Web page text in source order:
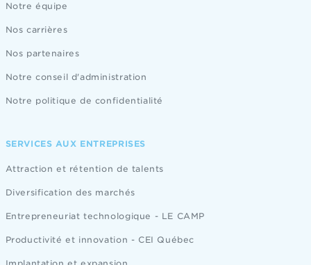
Notre équipe
Nos carrières
Nos partenaires
Notre conseil d'administration
Notre politique de confidentialité
SERVICES AUX ENTREPRISES
Attraction et rétention de talents
Diversification des marchés
Entrepreneuriat technologique - LE CAMP
Productivité et innovation - CEI Québec